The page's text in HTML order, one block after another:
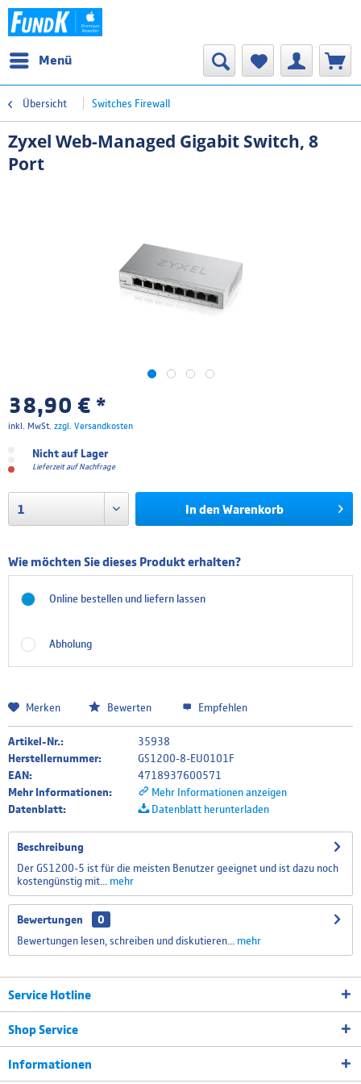
Menü
Übersicht Switches Firewall
Zyxel Web-Managed Gigabit Switch, 8
Port
38,90 € *
inkl. MwSt. zzgl. Versandkosten
Nicht auf Lager
Lieferzeit auf Nachfrage
In den Warenkorb
Wie möchten Sie dieses Produkt erhalten?
Online bestellen und liefern lassen
Abholung
Merken Bewerten Empfehlen
Artikel-Nr.:
35938
Herstellernummer:
GS1200-8-EU0101F
EAN:
4718937600571
Mehr Informationen:
Mehr Informationen anzeigen
Datenblatt:
Datenblatt herunterladen
Beschreibung
Der GS1200-5 ist für die meisten Benutzer geeignet und ist dazu noch
kostengünstig mit...
mehr
Bewertungen
0
Bewertungen lesen, schreiben und diskutieren...
mehr
Service Hotline
Shop Service
Informationen